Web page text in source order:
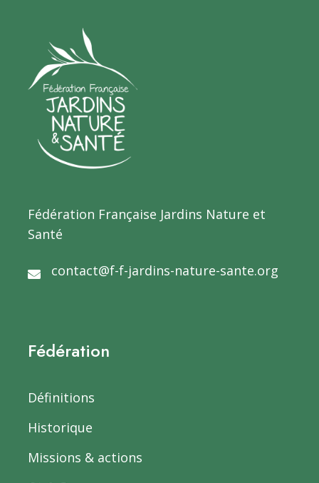
Fédération Française Jardins Nature et
Santé
contact@f-f-jardins-nature-sante.org
Fédération
Définitions
Historique
Missions & actions